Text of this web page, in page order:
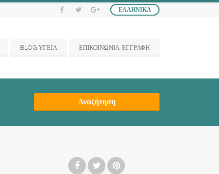
ΕΛΛΗΝΙΚΆ
BLOG ΥΓΕΙΑ ΕΠΙΚΟΙΝΩΝΙΑ-ΕΓΓΡΑΦΗ
Αναζήτηση